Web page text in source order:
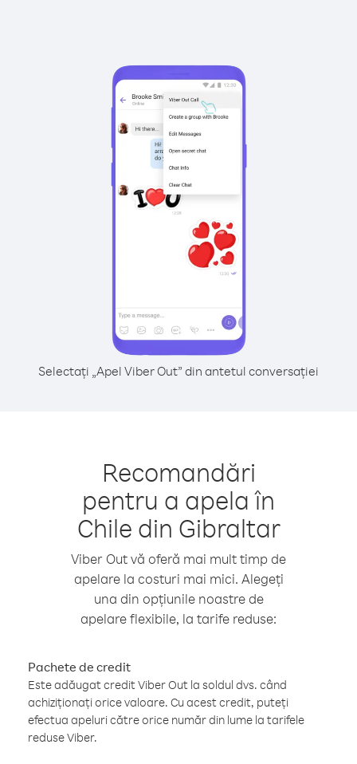
Selectați „Apel Viber Out” din antetul conversației
Recomandări
pentru a apela în
Chile din Gibraltar
Viber Out vă oferă mai mult timp de
apelare la costuri mai mici. Alegeți
una din opțiunile noastre de
apelare flexibile, la tarife reduse:
Pachete de credit
Este adăugat credit Viber Out la soldul dvs. când
achiziționați orice valoare. Cu acest credit, puteți
efectua apeluri către orice număr din lume la tarifele
reduse Viber.